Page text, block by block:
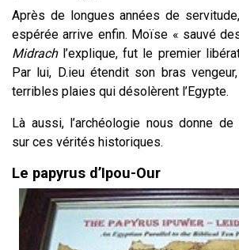
Après de longues années de
espérée arrive enfin. Moïse « sauvé
Midrachl’explique, fut le premier
Par lui, D.ieu étendit son bras
terribles plaies qui désolèrent l’Egypte.
Là aussi, l’archéologie nous donne
sur ces vérités historiques.
Le papyrus d’Ipou-Our